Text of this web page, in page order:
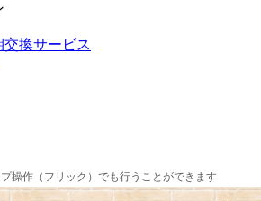
換サービス
操作（フリック）でも行うことができます